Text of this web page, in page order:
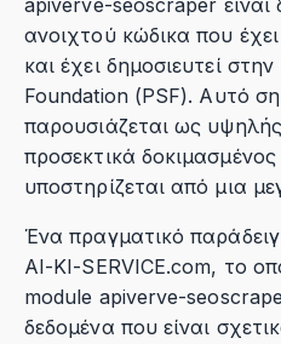
apiverve-seoscraper είναι
ανοιχτού κώδικα που
και έχει δημοσιευτεί
Foundation (PSF). Αυτό
παρουσιάζεται ως
προσεκτικά
υποστηρίζεται από μια
Ένα πραγματικό
AI-KI-SERVICE.com, το
module apiverve-
δεδομένα που είναι